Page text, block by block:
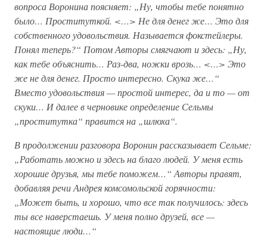
вопроса Воронина поясняет: „Ну, чтобы тебе понятно
было… Проституткой. <…> Не для денег же… Это для
собственного удовольствия. Называется фокстейлеры.
Понял теперь?“ Потом Авторы смягчают и здесь: „Ну,
как тебе объяснить… Раз-два, ножки врозь… <…> Это
же не для денег. Просто интересно. Скука же…“
Вместо удовольствия — простой интерес, да и то — от
скуки… И далее в черновике определение Сельмы
„проститутка“ правится на „шлюха“.
В продолжении разговора Воронин рассказывает Сельме:
„Работать можно и здесь на благо людей. У меня есть
хорошие друзья, мы тебе поможем…“ Авторы правят,
добавляя речи Андрея комсомольской горячности:
„Может быть, и хорошо, что все так получилось: здесь
ты все наверстаешь. У меня полно друзей, все —
настоящие люди…“